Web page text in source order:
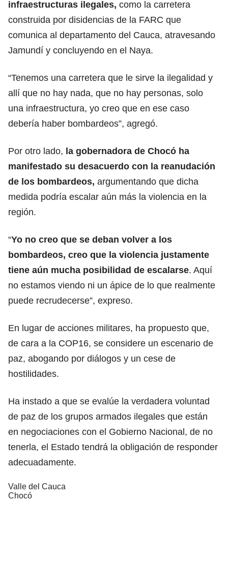
infraestructuras ilegales, como la carretera
construida por disidencias de la FARC que
comunica al departamento del Cauca, atravesando
Jamundí y concluyendo en el Naya.
“Tenemos una carretera que le sirve la ilegalidad y
allí que no hay nada, que no hay personas, solo
una infraestructura, yo creo que en ese caso
debería haber bombardeos”, agregó.
Por otro lado, la gobernadora de Chocó ha
manifestado su desacuerdo con la reanudación
de los bombardeos, argumentando que dicha
medida podría escalar aún más la violencia en la
región.
“Yo no creo que se deban volver a los
bombardeos, creo que la violencia justamente
tiene aún mucha posibilidad de escalarse. Aquí
no estamos viendo ni un ápice de lo que realmente
puede recrudecerse”, expreso.
En lugar de acciones militares, ha propuesto que,
de cara a la COP16, se considere un escenario de
paz, abogando por diálogos y un cese de
hostilidades.
Ha instado a que se evalúe la verdadera voluntad
de paz de los grupos armados ilegales que están
en negociaciones con el Gobierno Nacional, de no
tenerla, el Estado tendrá la obligación de responder
adecuadamente.
Valle del Cauca
Chocó